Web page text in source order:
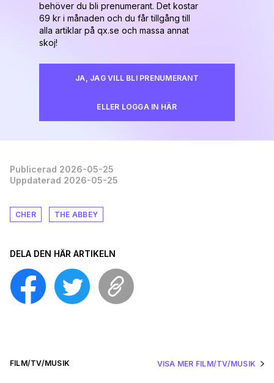
behöver du bli prenumerant. Det kostar
69 kr i månaden och du får tillgång till
alla artiklar på qx.se och massa annat
skoj!
JA, JAG VILL BLI PRENUMERANT
ELLER LOGGA IN HÄR
Publicerad 2026-05-25
Uppdaterad 2026-05-25
CHER THE ABBEY
DELA DEN HÄR ARTIKELN
FILM/TV/MUSIK VISA MER FILM/TV/MUSIK